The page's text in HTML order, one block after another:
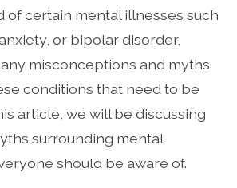
of certain mental illnesses such
or bipolar disorder,
misconceptions and myths
conditions that need to be
article, we will be discussing
surrounding mental
should be aware of.